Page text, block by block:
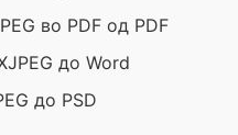
во PDF од PDF
JPEG до Word
до PSD